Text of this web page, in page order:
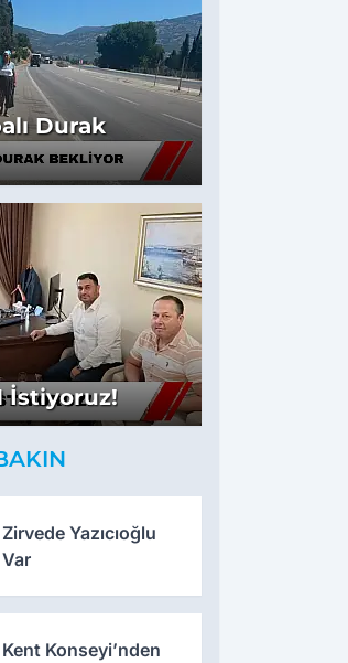
Durak
İstiyoruz!
Zirvede Yazıcıoğlu
Var
Kent Konseyi’nden